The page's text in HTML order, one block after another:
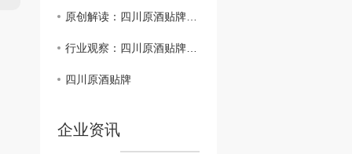
原创解读：四川原酒贴牌策略与成功要素
行业观察：四川原酒贴牌趋势与挑战探讨
四川原酒贴牌
企业资讯